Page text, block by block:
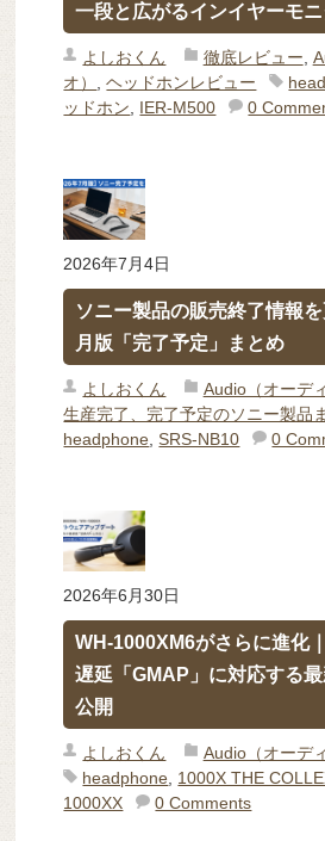
一段と広がるインイヤーモ
よしおくん 徹底レビュー
オ）
,ヘッドホンレビュー
ッドホン
IER-M500 0
2026年7月4日
ソニー製品の販売終了情報
月版「完了予定」まとめ
よしおくん Audio（オーデ
生産完了、完了予定のソニー製品
headphone ,SRS-NB10 0
2026年6月30日
WH-1000XM6がさらに進化
遅延「GMAP」に対応する
公開
よしおくん
Audio（オーデ
headphone 1000X THE
1000XX
0 Comments